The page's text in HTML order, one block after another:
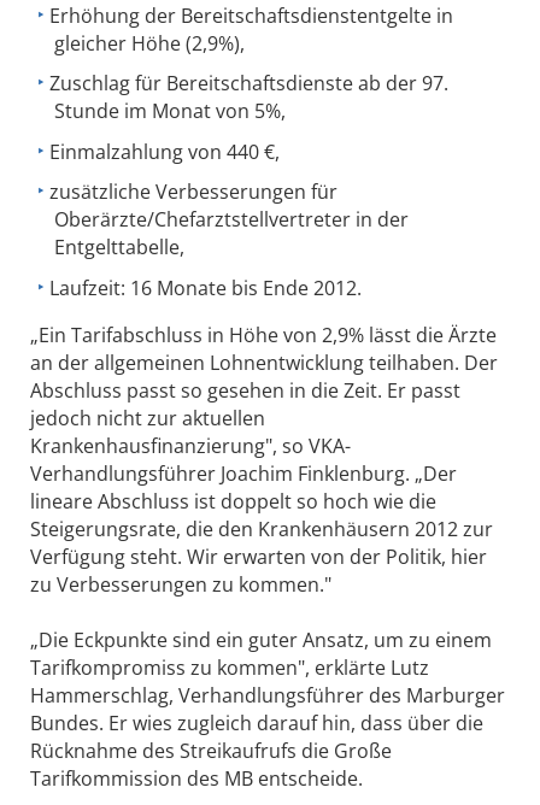
Erhöhung der Bereitschaftsdienstentgelte in
gleicher Höhe (2,9%),
Zuschlag für Bereitschaftsdienste ab der 97.
Stunde im Monat von 5%,
Einmalzahlung von 440 €,
zusätzliche Verbesserungen für
Oberärzte/Chefarztstellvertreter in der
Entgelttabelle,
Laufzeit: 16 Monate bis Ende 2012.
„Ein Tarifabschluss in Höhe von 2,9% lässt die Ärzte
an der allgemeinen Lohnentwicklung teilhaben. Der
Abschluss passt so gesehen in die Zeit. Er passt
jedoch nicht zur aktuellen
Krankenhausfinanzierung", so VKA-
Verhandlungsführer Joachim Finklenburg. „Der
lineare Abschluss ist doppelt so hoch wie die
Steigerungsrate, die den Krankenhäusern 2012 zur
Verfügung steht. Wir erwarten von der Politik, hier
zu Verbesserungen zu kommen."
„Die Eckpunkte sind ein guter Ansatz, um zu einem
Tarifkompromiss zu kommen", erklärte Lutz
Hammerschlag, Verhandlungsführer des Marburger
Bundes. Er wies zugleich darauf hin, dass über die
Rücknahme des Streikaufrufs die Große
Tarifkommission des MB entscheide.